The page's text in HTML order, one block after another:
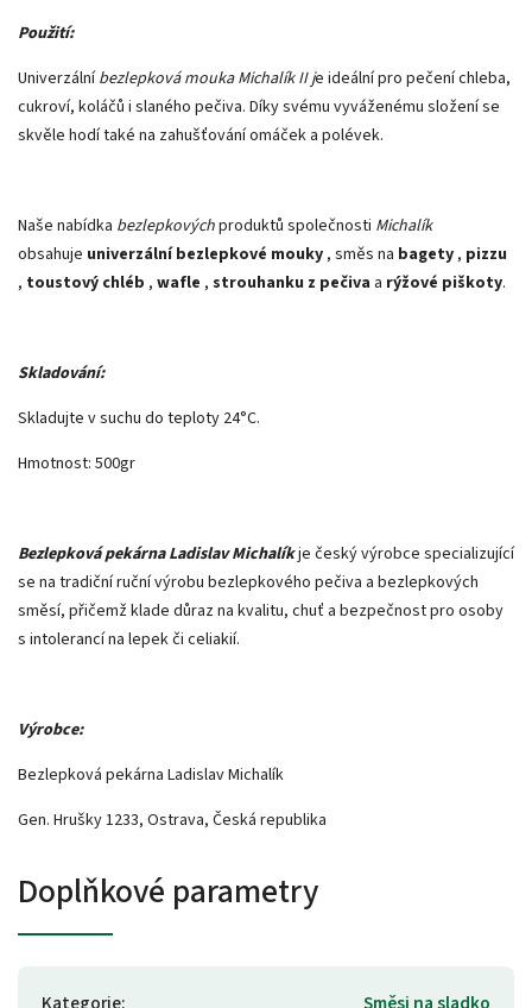
Použití:
Univerzálníbezlepková mouka Michalík II je ideální pro pečení chleba,
cukroví, koláčů i slaného pečiva. Díky svému vyváženému složení se
skvěle hodí také na zahušťování omáček a polévek.
Naše nabídka bezlepkovýchproduktů společnosti Michalík
obsahuje univerzální bezlepkové mouky , směs na bagety , pizzu
, toustový chléb , wafle , strouhanku z pečiva a rýžové piškoty.
Skladování:
Skladujte v suchu do teploty 24°C.
Hmotnost: 500gr
Bezlepková pekárna Ladislav Michalíkje český výrobce specializující
se na tradiční ruční výrobu bezlepkového pečiva a bezlepkových
směsí, přičemž klade důraz na kvalitu, chuť a bezpečnost pro osoby
s intolerancí na lepek či celiakií.
Výrobce:
Bezlepková pekárna Ladislav Michalík
Gen. Hrušky 1233, Ostrava, Česká republika
Doplňkové parametry